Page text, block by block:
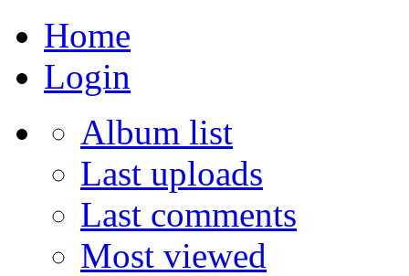
Home
Login
Album list
Last uploads
Last comments
Most viewed